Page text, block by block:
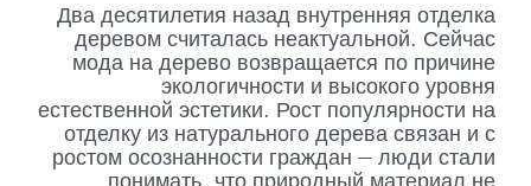
Два десятилетия назад внутренняя отделка
деревом считалась неактуальной. Сейчас
мода на дерево возвращается по причине
экологичности и высокого уровня
естественной эстетики. Рост популярности на
отделку из натурального дерева связан и с
ростом осознанности граждан — люди стали